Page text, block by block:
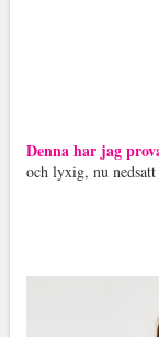
Denna har jag
och lyxig, nu